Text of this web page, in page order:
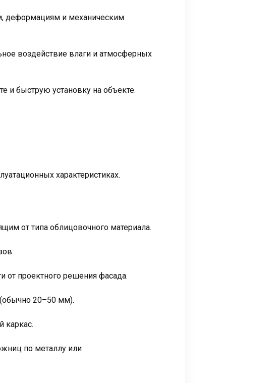
деформациям и механическим
воздействие влаги и атмосферных
и быструю установку на объекте.
характеристиках.
от типа облицовочного материала.
от проектного решения фасада.
20–50 мм).
каркас.
по металлу или